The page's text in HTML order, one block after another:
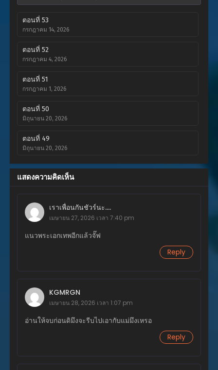
ตอนที่ 53
กรกฎาคม 14, 2026
ตอนที่ 52
กรกฎาคม 4, 2026
ตอนที่ 51
กรกฎาคม 1, 2026
ตอนที่ 50
มิถุนายน 20, 2026
ตอนที่ 49
มิถุนายน 20, 2026
ตอนที่ 48
มิถุนายน 7, 2026
มิถุนายน 6, 2026
พฤษภาคม 31, 2026
ตอนที่ 44
พฤษภาคม 14, 2026
ตอนที่ 43
พฤษภาคม 11, 2026
แสดงความคิดเห็น
เราเพื่อนกันชัวร์นะ....
เมษายน 27, 2026 เวลา 7:40 pm
แนวพระเอกเทพอีกแล้วจั๊ฟ
Reply
KGMRGN
เมษายน 28, 2026 เวลา 1:07 pm
อ่านให้จบก่อนดิมึงจะรีบไปเอากับแม่มึงเหรอ
Reply